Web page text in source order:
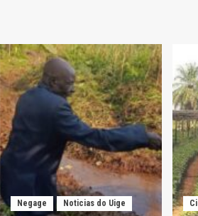
Negage Noticias do Uige